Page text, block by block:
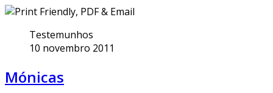
Testemunhos
10 novembro 2011
Mónicas